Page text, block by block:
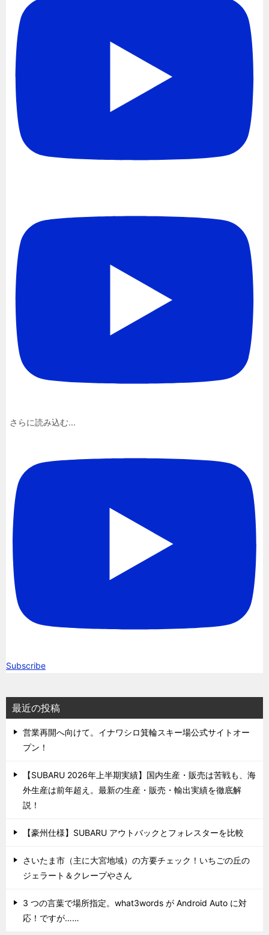
さらに読み込む...
Subscribe
最近の投稿
営業再開へ向けて。イナワシロ箕輪スキー場公式サイトオー
プン！
【SUBARU 2026年上半期実績】国内生産・販売は苦戦も、海
外生産は前年超え。最新の生産・販売・輸出実績を徹底解
説！
【豪州仕様】SUBARU アウトバックとフォレスターを比較
さいたま市（主に大宮地域）の方要チェック！いちごの丘の
ジェラート＆クレープやさん
3 つの言葉で場所指定。what3words が Android Auto に対
応！ですが……